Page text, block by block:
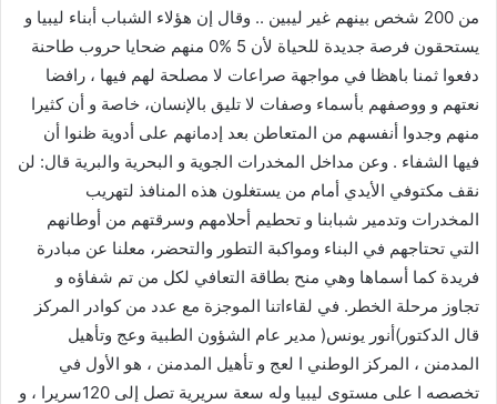
من 200 شخص بينهم غير ليبين .. وقال إن هؤلاء الشباب أبناء ليبيا و
يستحقون فرصة جديدة للحياة لأن 5 %0 منهم ضحايا حروب طاحنة
دفعوا ثمنا باهظا في مواجهة صراعات لا مصلحة لهم فيها ، رافضا
نعتهم و ووصفهم بأسماء وصفات لا تليق بالإنسان، خاصة و أن كثيرا
منهم وجدوا أنفسهم من المتعاطن بعد إدمانهم على أدوية ظنوا أن
فيها الشفاء . وعن مداخل المخدرات الجوية و البحرية والبرية قال: لن
نقف مكتوفي الأيدي أمام من يستغلون هذه المنافذ لتهريب
المخدرات وتدمير شبابنا و تحطيم أحلامهم وسرقتهم من أوطانهم
التي تحتاجهم في البناء ومواكبة التطور والتحضر، معلنا عن مبادرة
فريدة كما أسماها وهي منح بطاقة التعافي لكل من تم شفاؤه و
تجاوز مرحلة الخطر. في لقاءاتنا الموجزة مع عدد من كوادر المركز
قال الدكتور)أنور يونس( مدير عام الشؤون الطبية وعج وتأهيل
المدمنن ، المركز الوطني ا لعج و تأهيل المدمنن ، هو الأول في
تخصصه ا على مستوى ليبيا وله سعة سريرية تصل إلى 120سريرا ، و